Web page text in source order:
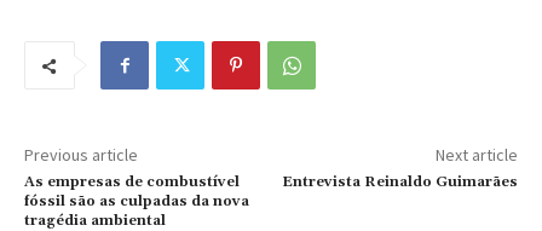
Previous article
As empresas de combustível
fóssil são as culpadas da nova
tragédia ambiental
Next article
Entrevista Reinaldo Guimarães